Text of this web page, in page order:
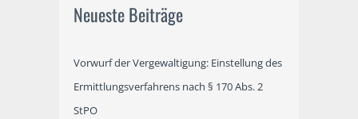
Neueste Beiträge
Vorwurf der Vergewaltigung: Einstellung des
Ermittlungsverfahrens nach § 170 Abs. 2
StPO